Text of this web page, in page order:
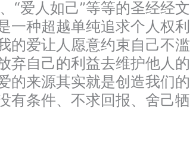
“爱人如己”等等的圣经经文
一种超越单纯追求个人权利
的爱让人愿意约束自己不滥
弃自己的利益去维护他人的
的来源其实就是创造我们的
有条件、不求回报、舍己牺